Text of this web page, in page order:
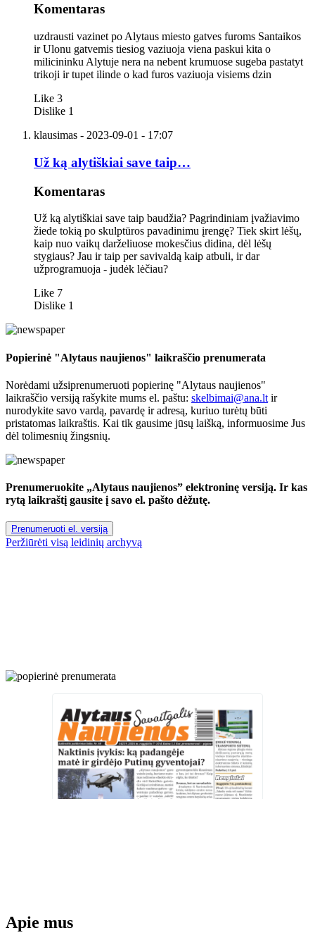
Komentaras
uzdrausti vazinet po Alytaus miesto gatves furoms Santaikos
ir Ulonu gatvemis tiesiog vaziuoja viena paskui kita o
milicininku Alytuje nera na nebent krumuose sugeba pastatyt
trikoji ir tupet ilinde o kad furos vaziuoja visiems dzin
Like 3
Dislike 1
klausimas - 2023-09-01 - 17:07
Už ką alytiškiai save taip…
Komentaras
Už ką alytiškiai save taip baudžia? Pagrindiniam įvažiavimo
žiede tokią po skulptūros pavadinimu įrengę? Tiek skirt lėšų,
kaip nuo vaikų darželiuose mokesčius didina, dėl lėšų
stygiaus? Jau ir taip per savivaldą kaip atbuli, ir dar
užprogramuoja - judėk lėčiau?
Like 7
Dislike 1
Popierinė "Alytaus naujienos" laikraščio prenumerata
Norėdami užsiprenumeruoti popierinę "Alytaus naujienos"
laikraščio versiją rašykite mums el. paštu: skelbimai@ana.lt ir
nurodykite savo vardą, pavardę ir adresą, kuriuo turėtų būti
pristatomas laikraštis. Kai tik gausime jūsų laišką, informuosime Jus
dėl tolimesnių žingsnių.
Prenumeruokite „Alytaus naujienos” elektroninę versiją. Ir kas
rytą laikraštį gausite į savo el. pašto dėžutę.
Prenumeruoti el. versiją
Peržiūrėti visą leidinių archyvą
Apie mus